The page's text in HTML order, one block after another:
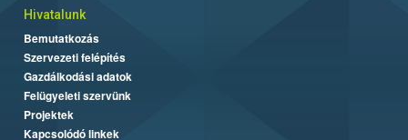
Hivatalunk
Bemutatkozás
Szervezeti felépítés
Gazdálkodási adatok
Felügyeleti szervünk
Projektek
Kapcsolódó linkek